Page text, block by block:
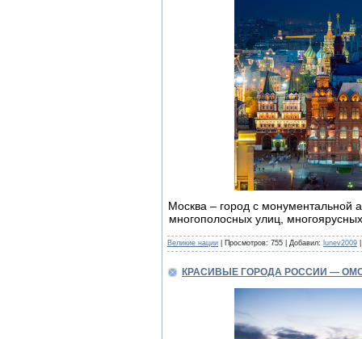
Москва – город с монументальной
многополосных улиц,
Великие нации | Просмотров: 755 | Добавил: lunev2009
КРАСИВЫЕ ГОРОДА РОССИИ —